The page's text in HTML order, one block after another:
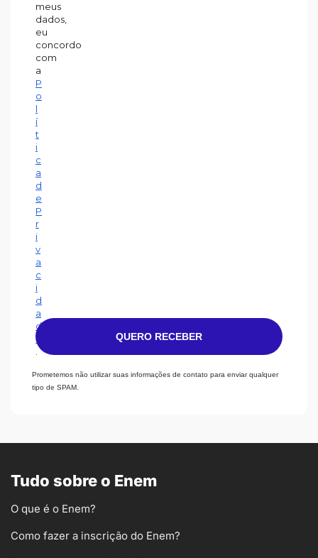
meus
dados,
eu
concordo
com
a
P
o
l
í
t
i
c
a
d
e
P
r
i
v
a
c
i
d
a
d
e
QUERO RECEBER
Prometemos não utilizar suas informações de contato para enviar qualquer
tipo de SPAM.
Tudo sobre o Enem
O que é o Enem?
Como fazer a inscrição do Enem?